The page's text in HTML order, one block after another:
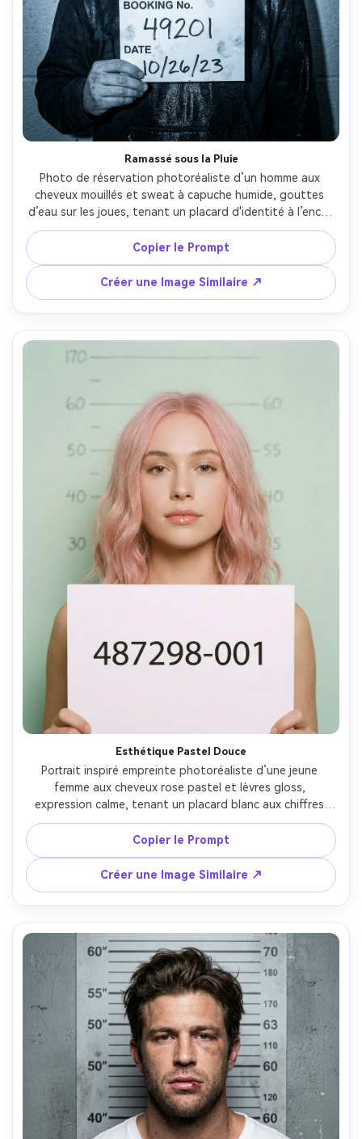
Ramassé sous la Pluie
Photo de réservation photoréaliste d’un homme aux
cheveux mouillés et sweat à capuche humide, gouttes
d’eau sur les joues, tenant un placard d'identité à l’encre
bavée, mur de tableau de hauteur derrière lui, flash dur
réfléchissant sur tissu mouillé, étalonnage froid bleu,
prise au 50mm f/1.8, cadrage poitrine, réalisme rugueux et
grain subtil, lumière cinématographique douce --ar 4:5
Copier le Prompt
Créer une Image Similaire ↗
Esthétique Pastel Douce
Portrait inspiré empreinte photoréaliste d’une jeune
femme aux cheveux rose pastel et lèvres gloss,
expression calme, tenant un placard blanc aux chiffres
propres, mur de tableau menthe pâle, flash diffus doux
pour ombres délicates, grain subtil, étalonnage pastel
tendance, prise sur Fuji GFX avec objectif 80mm,
composition centrée poitrine, détail net, lumière
cinématographique douce --ar 4:5
Copier le Prompt
Créer une Image Similaire ↗
Créez des images IA
à l’infini. 100 %
gratuit!
Créer Gratuitement →